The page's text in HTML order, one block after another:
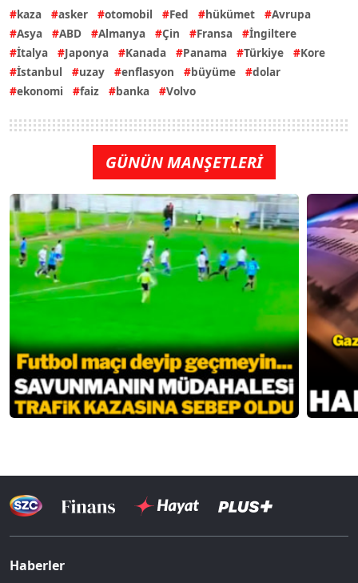
kaza asker otomobil Fed hükümet
Avrupa
Asya
ABD Almanya Çin Fransa
İngiltere
İtalya
Japonya Kanada Panama Türkiye
Kore
İstanbul
uzay enflasyon büyüme
dolar
ekonomi
faiz banka Volvo
GÜNÜN MANŞETLERİ
Haberler